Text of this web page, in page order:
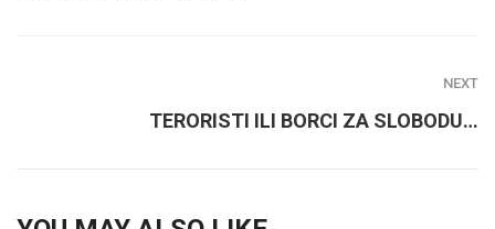
NEXT
TERORISTI ILI BORCI ZA SLOBODU…